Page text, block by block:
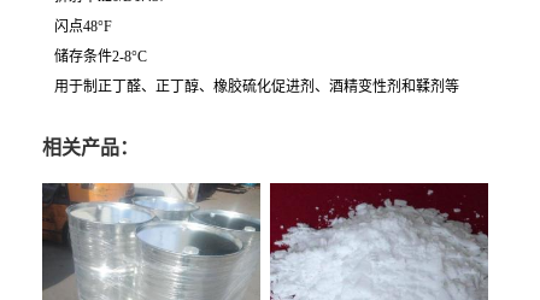
闪点48°F
储存条件2-8°C
用于制正丁醛、正丁醇、橡胶硫化促进剂、酒精变性剂和鞣剂等
相关产品：